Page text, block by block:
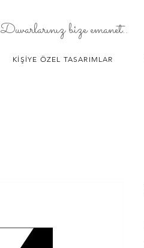
Duvarlarınız bize emanet..
KİŞİYE ÖZEL TASARIMLAR